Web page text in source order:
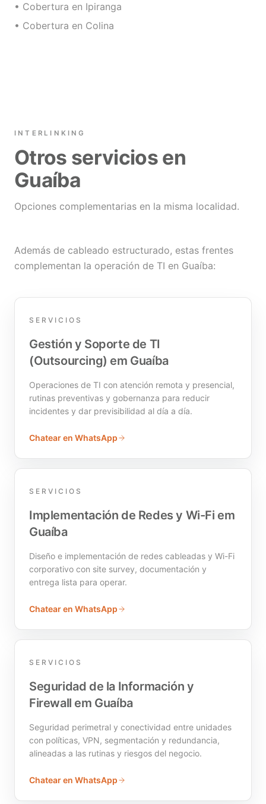
• Cobertura en Ipiranga
• Cobertura en Colina
INTERLINKING
Otros servicios en
Guaíba
Opciones complementarias en la misma localidad.
Además de cableado estructurado, estas frentes
complementan la operación de TI en Guaíba:
SERVICIOS
Gestión y Soporte de TI
(Outsourcing) em Guaíba
Operaciones de TI con atención remota y presencial,
rutinas preventivas y gobernanza para reducir
incidentes y dar previsibilidad al día a día.
Chatear en WhatsApp
SERVICIOS
Implementación de Redes y Wi-Fi em
Guaíba
Diseño e implementación de redes cableadas y Wi-Fi
corporativo con site survey, documentación y
entrega lista para operar.
Chatear en WhatsApp
SERVICIOS
Seguridad de la Información y
Firewall em Guaíba
Seguridad perimetral y conectividad entre unidades
con políticas, VPN, segmentación y redundancia,
alineadas a las rutinas y riesgos del negocio.
Chatear en WhatsApp